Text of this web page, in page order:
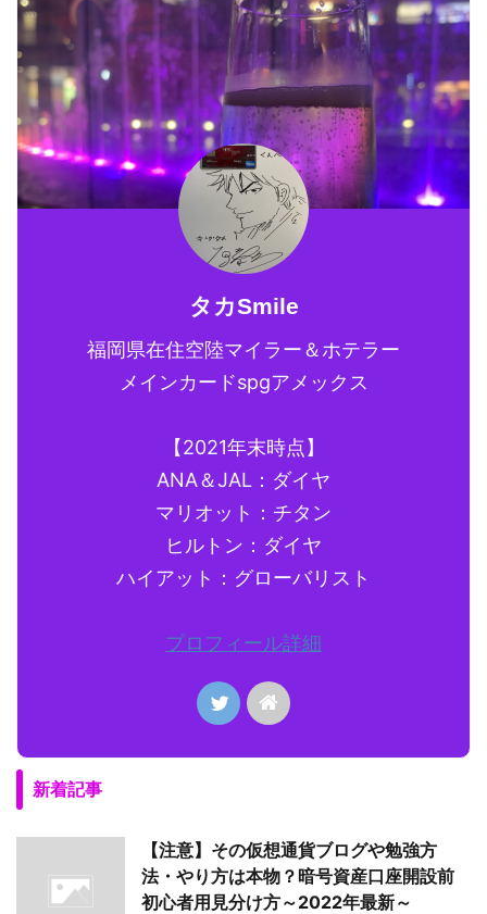
タカSmile
福岡県在住空陸マイラー＆ホテラー
メインカードspgアメックス
【2021年末時点】
ANA＆JAL：ダイヤ
マリオット：チタン
ヒルトン：ダイヤ
ハイアット：グローバリスト
プロフィール詳細
新着記事
【注意】その仮想通貨ブログや勉強方
法・やり方は本物？暗号資産口座開設前
初心者用見分け方～2022年最新～